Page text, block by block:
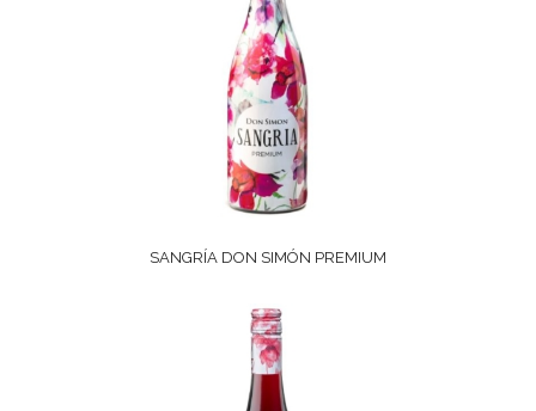
SANGRÍA DON SIMÓN PREMIUM